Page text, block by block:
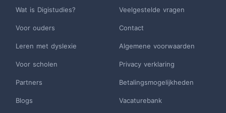
Wat is Digistudies?
Voor ouders
Leren met dyslexie
Voor scholen
Partners
Blogs
Veelgestelde vragen
Contact
Algemene voorwaarden
Privacy verklaring
Betalingsmogelijkheden
Vacaturebank